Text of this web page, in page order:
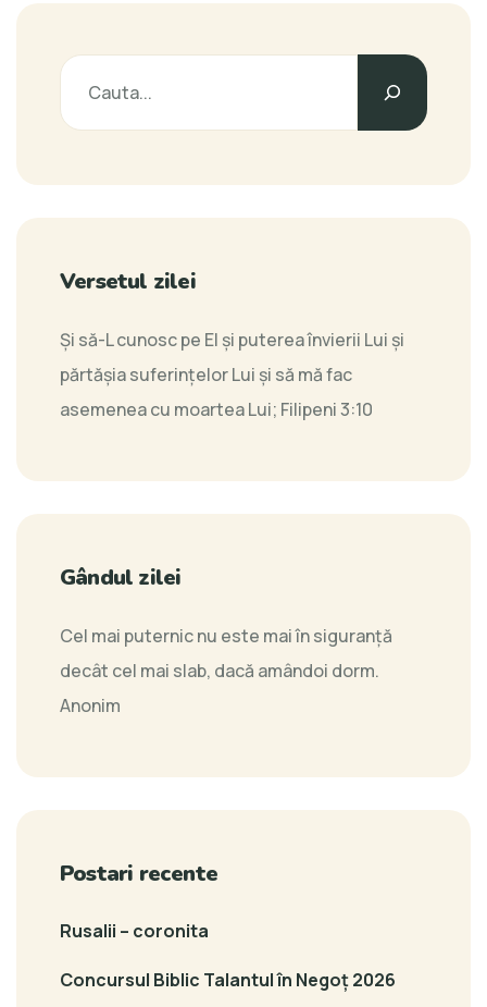
Versetul zilei
Şi să-L cunosc pe El şi puterea învierii Lui şi
părtăşia suferinţelor Lui şi să mă fac
asemenea cu moartea Lui; Filipeni 3:10
Gândul zilei
Cel mai puternic nu este mai în siguranţă
decât cel mai slab, dacă amândoi dorm.
Anonim
Postari recente
Rusalii – coronita
Concursul Biblic Talantul în Negoț 2026